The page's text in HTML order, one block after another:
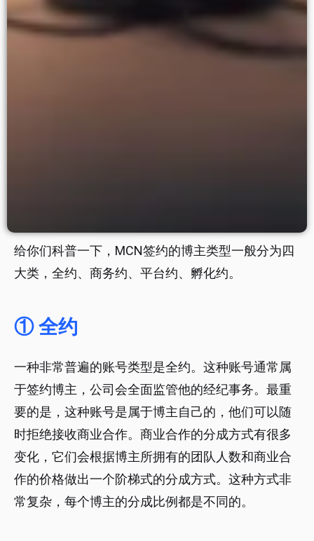
给你们科普一下，MCN签约的博主类型一般分为四
大类，全约、商务约、平台约、孵化约。
① 全约
一种非常普遍的账号类型是全约。这种账号通常属
于签约博主，公司会全面监管他的经纪事务。最重
要的是，这种账号是属于博主自己的，他们可以随
时拒绝接收商业合作。商业合作的分成方式有很多
变化，它们会根据博主所拥有的团队人数和商业合
作的价格做出一个阶梯式的分成方式。这种方式非
常复杂，每个博主的分成比例都是不同的。